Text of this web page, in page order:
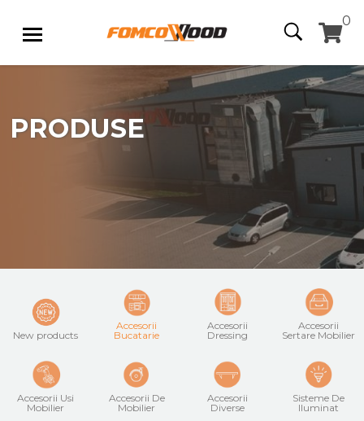
0
PRODUSE
New products
Accesorii
Bucatarie
Accesorii
Dressing
Accesorii
Sertare Mobilier
Accesorii Usi
Mobilier
Accesorii De
Mobilier
Accesorii
Diverse
Sisteme De
Iluminat